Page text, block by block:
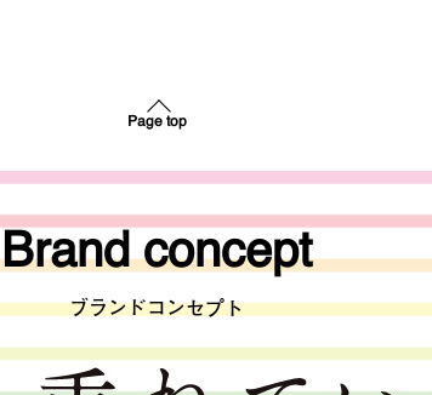
Page top
Brand concept
ブランドコンセプト